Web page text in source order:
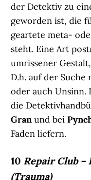
der Detektiv zu
geworden ist, die
geartete meta-
steht. Eine Art
umrissener
D.h. auf der Suche
oder auch Unsinn.
die
Granund bei
Faden liefern.
10 Repair Club –
(Trauma)